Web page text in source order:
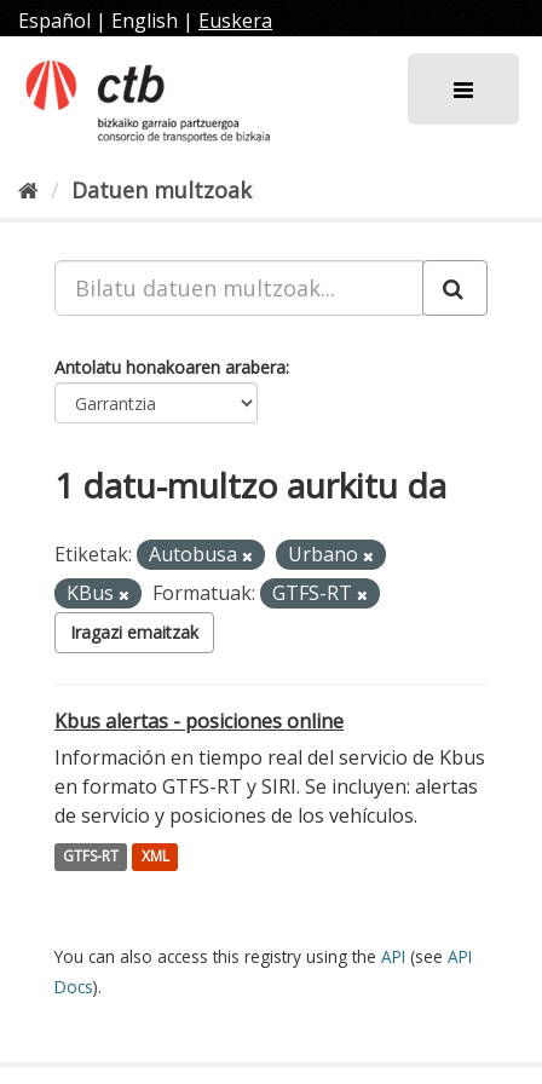
Joan
edukira
Español | English | Euskera
Datuen multzoak
Antolatu honakoaren arabera
1 datu-multzo aurkitu da
Etiketak: Autobusa
Urbano
KBus
Formatuak: GTFS-RT
Iragazi emaitzak
Kbus alertas - posiciones online
Información en tiempo real del servicio de Kbus
en formato GTFS-RT y SIRI. Se incluyen: alertas
de servicio y posiciones de los vehículos.
GTFS-RT XML
You can also access this registry using the API (see API
Docs).